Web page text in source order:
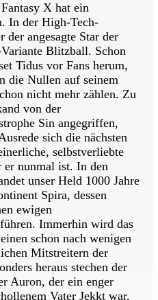
X hat ein
In der High-Tech-
angesagte Star der
Blitzball. Schon
Tidus vor Fans herum,
die Nullen auf seinem
nicht mehr zählen. Zu
von der
Sin angegriffen,
sich die nächsten
selbstverliebte
er nunmal ist. In den
unser Held 1000 Jahre
Spira, dessen
ewigen
Immerhin wird das
schon nach wenigen
Mitstreitern der
heraus stechen der
Auron, der ein enger
Vater Jekkt war,